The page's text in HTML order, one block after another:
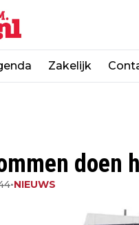
Zakelijk
doen
•NIEUWS